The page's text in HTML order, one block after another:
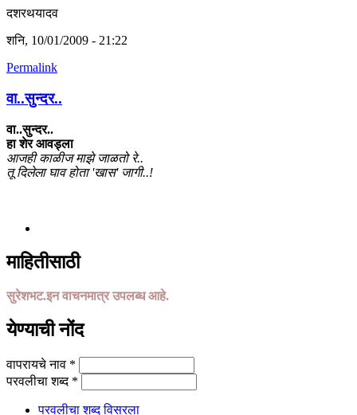
दशरथयादव
शनि, 10/01/2009 - 21:22
Permalink
वा..सुन्दर..
वा..सुन्दर..
हा शेर आवड्ला
आजही काळीज माझे जाळतो रे..
तू दिलेला घाव होता 'खास' जागी..!
माहितीसाठी
सुरेशभट.इन वाचनमात्र उपलब्ध आहे.
येण्याची नोंद
वापरायचे नाव *
परवलीचा शब्द *
परवलीचा शब्द विसरला